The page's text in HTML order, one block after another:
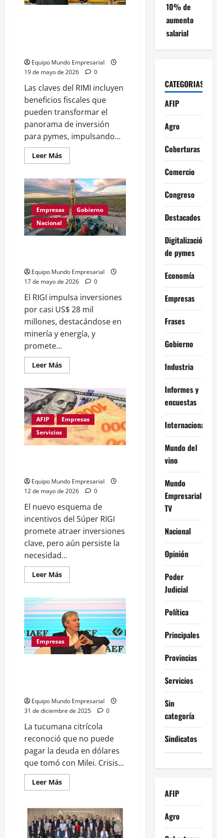
Milei
Equipo Mundo Empresarial
19 de mayo de 2026
0
Las claves del RIMI incluyen
beneficios fiscales que
pueden transformar el
panorama de inversión
para pymes, impulsando...
Leer MásLeer
más
Las
claves
del
RIMI
para
inversiones
productivas:
beneficios
impositivos,
Empresas
Gobierno
Nacional
Equipo Mundo Empresarial
17 de mayo de 2026
0
El RIGI impulsa inversiones
por casi US$ 28 mil
millones, destacándose en
minería y energía, y
promete...
Leer MásLeer
más
El
RIGI
aceleró
inversiones
de
argentinos
y
extranjeros
AFIP
Empresas
Servicios
Equipo Mundo Empresarial
12 de mayo de 2026
0
El nuevo esquema de
incentivos del Súper RIGI
promete atraer inversiones
clave, pero aún persiste la
necesidad...
Leer MásLeer
más
Súper
RIGI:
advierten
que
las
inversiones
llegarán
Empresas
Equipo Mundo Empresarial
31 de diciembre de 2025
0
La tucumana citrícola
reconoció que no puede
pagar la deuda en dólares
que tomó con Milei. Crisis...
Leer MásLeer
más
Citrícola
San
Miguel:
De
la
10% de
aumento
salarial
CATEGORIAS
AFIP
Agro
Coberturas
Comercio
Congreso
Destacados
Digitalización
de pymes
Economía
Empresas
Frases
Gobierno
Industria
Informes y
encuestas
Internacional
Mundo del
vino
Mundo
Empresarial
TV
Nacional
Opinión
Poder
Judicial
Política
Principales
Provincias
Servicios
Sin
categoría
Sindicatos
AFIP
Agro